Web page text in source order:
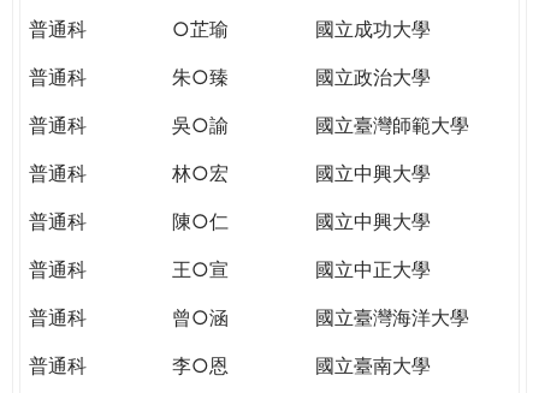
民。
TODAY
WORLD
普通科
○芷瑜
國立成功大學
普通科
朱○臻
國立政治大學
普通科
吳○諭
國立臺灣師範大學
普通科
林○宏
國立中興大學
普通科
陳○仁
國立中興大學
普通科
王○宣
國立中正大學
普通科
曾○涵
國立臺灣海洋大學
普通科
李○恩
國立臺南大學